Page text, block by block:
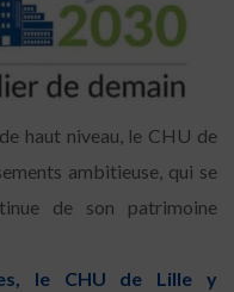
haut niveau, le CHU de
ambitieuse, qui se
de son patrimoine
le CHU de Lille y